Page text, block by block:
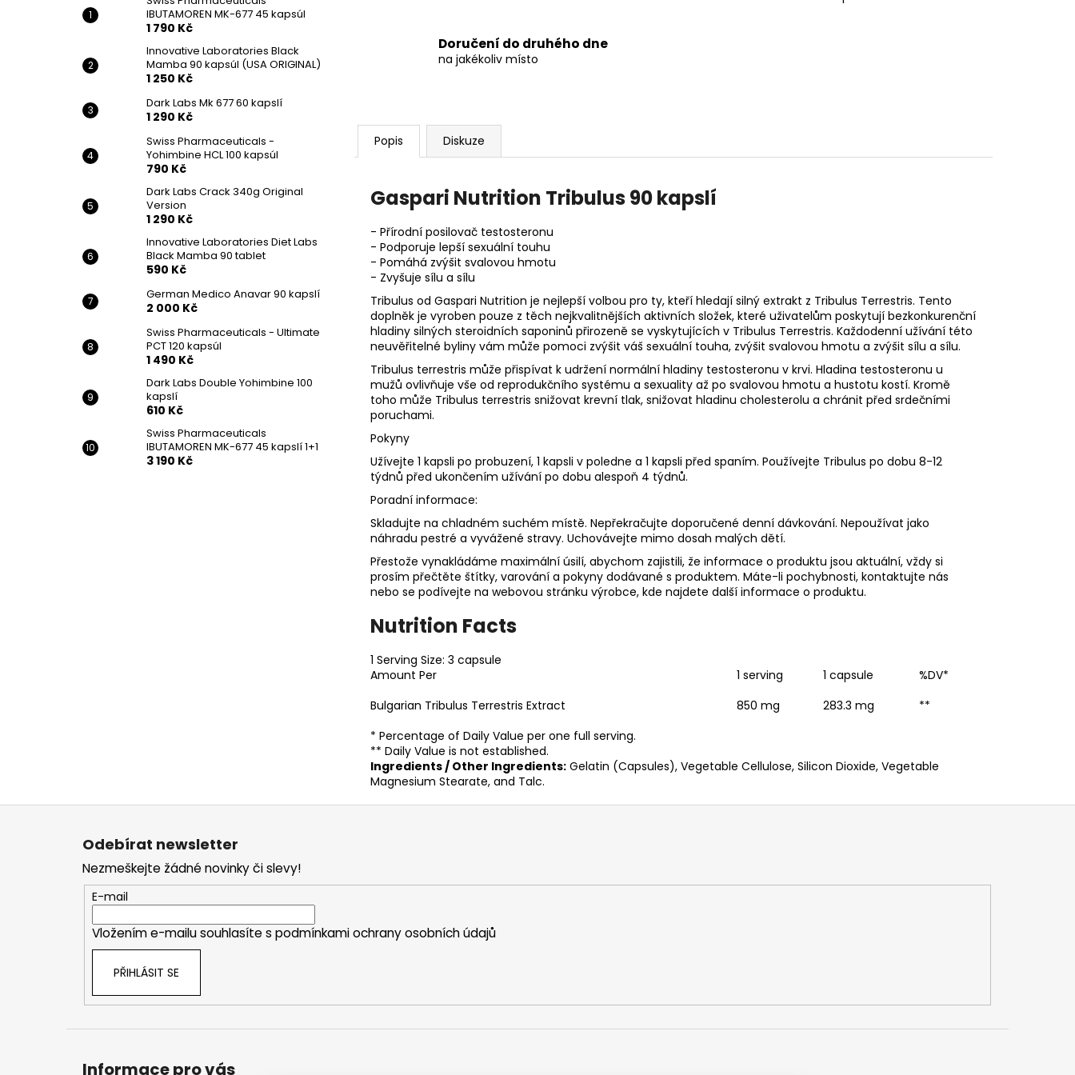
IBUTAMOREN MK-677 45 kapsúl
1 790 Kč
Innovative Laboratories Black
Mamba 90 kapsúl (USA ORIGINAL)
1 250 Kč
Dark Labs Mk 677 60 kapslí
1 290 Kč
Swiss Pharmaceuticals -
Yohimbine HCL 100 kapsúl
790 Kč
Dark Labs Crack 340g Original
Version
1 290 Kč
Innovative Laboratories Diet Labs
Black Mamba 90 tablet
590 Kč
German Medico Anavar 90 kapslí
2 000 Kč
Swiss Pharmaceuticals - Ultimate
PCT 120 kapsúl
1 490 Kč
Dark Labs Double Yohimbine 100
kapslí
610 Kč
Swiss Pharmaceuticals
IBUTAMOREN MK-677 45 kapslí 1+1
3 190 Kč
Doručení do druhého dne
na jakékoliv místo
Popis Diskuze
Gaspari Nutrition Tribulus 90 kapslí
- Přírodní posilovač testosteronu
- Podporuje lepší sexuální touhu
- Pomáhá zvýšit svalovou hmotu
- Zvyšuje sílu a sílu
Tribulus od Gaspari Nutrition je nejlepší volbou pro ty, kteří hledají silný extrakt z Tribulus Terrestris. Tento
doplněk je vyroben pouze z těch nejkvalitnějších aktivních složek, které uživatelům poskytují bezkonkurenční
hladiny silných steroidních saponinů přirozeně se vyskytujících v Tribulus Terrestris. Každodenní užívání této
neuvěřitelné byliny vám může pomoci zvýšit váš sexuální touha, zvýšit svalovou hmotu a zvýšit sílu a sílu.
Tribulus terrestris může přispívat k udržení normální hladiny testosteronu v krvi. Hladina testosteronu u
mužů ovlivňuje vše od reprodukčního systému a sexuality až po svalovou hmotu a hustotu kostí. Kromě
toho může Tribulus terrestris snižovat krevní tlak, snižovat hladinu cholesterolu a chránit před srdečními
poruchami.
Pokyny
Užívejte 1 kapsli po probuzení, 1 kapsli v poledne a 1 kapsli před spaním. Používejte Tribulus po dobu 8-12
týdnů před ukončením užívání po dobu alespoň 4 týdnů.
Poradní informace:
Skladujte na chladném suchém místě. Nepřekračujte doporučené denní dávkování. Nepoužívat jako
náhradu pestré a vyvážené stravy. Uchovávejte mimo dosah malých dětí.
Přestože vynakládáme maximální úsilí, abychom zajistili, že informace o produktu jsou aktuální, vždy si
prosím přečtěte štítky, varování a pokyny dodávané s produktem. Máte-li pochybnosti, kontaktujte nás
nebo se podívejte na webovou stránku výrobce, kde najdete další informace o produktu.
Nutrition Facts
1 Serving Size: 3 capsule
Amount Per
1 serving 1 capsule
%DV*
Bulgarian Tribulus Terrestris Extract
850 mg 283.3 mg
**
* Percentage of Daily Value per one full serving.
** Daily Value is not established.
Ingredients / Other Ingredients: Gelatin (Capsules), Vegetable Cellulose, Silicon Dioxide, Vegetable
Magnesium Stearate, and Talc.
Odebírat newsletter
Nezmeškejte žádné novinky či slevy!
E-mail
Vložením e-mailu souhlasíte s podmínkami ochrany osobních údajů
PŘIHLÁSIT SE
Informace pro vás